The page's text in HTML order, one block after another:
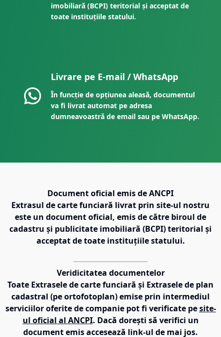
imobiliară (BCPI) teritorial și acceptat de
toate instituțiile statului.
Livrare pe E-mail / WhatsApp
În funcție de opțiunea aleasă, documentul
va fi livrat automat pe adresa
dumneavoastră de email sau pe WhatsApp.
Document oficial emis de ANCPI
Extrasul de carte funciară livrat prin site-ul nostru
este un document oficial, emis de către biroul de
cadastru și publicitate imobiliară (BCPI) teritorial și
acceptat de toate instituțiile statului.
Veridicitatea documentelor
Toate Extrasele de carte funciară și Extrasele de plan
cadastral (pe ortofotoplan) emise prin intermediul
serviciilor oferite de companie pot fi verificate pe site-
ul oficial al ANCPI. Dacă dorești să verifici un
document emis accesează link-ul de mai jos.